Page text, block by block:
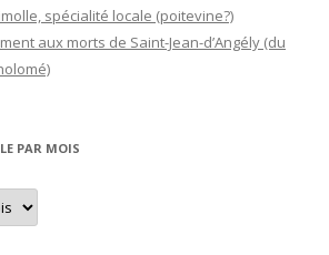
spécialité locale (poitevine?)
aux morts de Saint-Jean-d’Angély (du
PAR MOIS